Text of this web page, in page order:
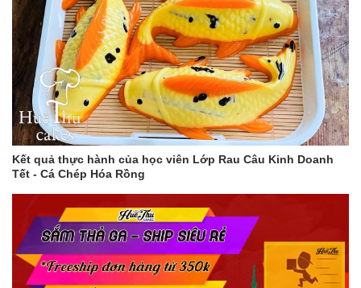
Bạn nên ngâm khuôn trong nước lạnh và nước xà phòng ít
nhất 1 tiếng để rau câu tróc ra dễ dàng và khuôn được làm
sạch hoàn toàn.
Bạn có thể ngâm khuôn trong nước lạnh qua ngày, 2-3
ngày, thậm chí cả tuần mà không lo khuôn bị nhớt. Tuy
nhiên, nếu chỉ ngâm nước lạnh mà không ngâm nước xà
phòng, thì khuôn sẽ bị nhớt khi ngâm lâu trên 1 ngày.
Bạn có thể phơi khuôn dưới ánh nắng mặt trời hoặc hong
khô bằng máy sấy đều được. Tuy nhiên, nếu phơi khuôn
dưới ánh nắng mặt trời, bạn nên lưu ý che đậy khuôn để
tránh bụi bẩn bám vào.
Với cách làm này, khuôn rau câu của bạn sẽ luôn sạch sẽ và
không bị mốc thâm kim.
Thêm một số mẹo giúp khuôn rau câu không bị mốc thâm
kim
Kết quả thực hành của học viên Lớp Rau Câu Kinh Doanh
Tết - Cá Chép Hóa Rồng